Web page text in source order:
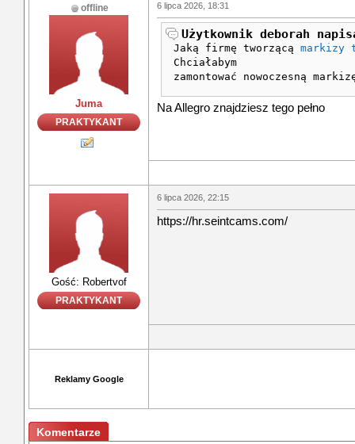
offline
Juma
PRAKTYKANT
6 lipca 2026, 18:31
Użytkownik deborah
Jaką firmę tworzącą markizy
Chciałabym
zamontować nowoczesną
Na Allegro znajdziesz tego pełno
Gość: Robertvof
PRAKTYKANT
6 lipca 2026, 22:15
https://hr.seintcams.com/
Reklamy Google
Komentarze